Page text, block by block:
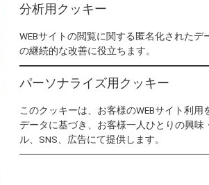
発表いたしましたANAスーパーフ
改定内容について、見直しを検討
分析用クッキー
WEBサイトの閲覧に関する匿名化された
の継続的な改善に役立ちます。
パーソナライズ用クッキー
このクッキーは、お客様のWEBサイト利
データに基づき、お客様一人ひとりの興味
ル、SNS、広告にて提供します。